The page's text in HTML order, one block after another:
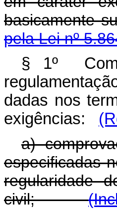
pela Lei nº
§ 1º
dadas nos
exigências:
a)
especificadas
regularidade
civil;